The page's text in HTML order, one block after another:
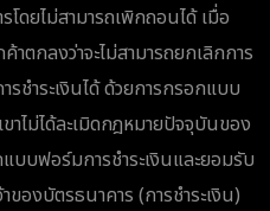
ดยไม่สามารถเพิกถอนได้ เมื่อ
ตกลงว่าจะไม่สามารถยกเลิกการ
รชำระเงินได้ ด้วยการกรอกแบบ
าไม่ได้ละเมิดกฎหมายปัจจุบันของ
บบฟอร์มการชำระเงินและยอมรับ
ของบัตรธนาคาร (การชำระเงิน)